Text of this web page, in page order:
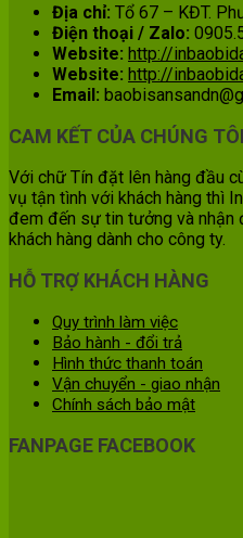
Địa chỉ: Tổ 67 – KĐT.
Điện thoại / Zalo:
Website: http://
Website: http://
Email:
CAM KẾT CỦA CHÚNG TÔI
Với chữ Tín đặt lên hàng đầu
vụ tận tình với khách hàng thì
đem đến sự tin tưởng và nhận
khách hàng dành cho công ty.
HỖ TRỢ KHÁCH HÀNG
Quy trình làm việc
Bảo hành - đổi trả
Hình thức thanh toán
Vận chuyển - giao nhận
Chính sách bảo mật
FANPAGE FACEBOOK